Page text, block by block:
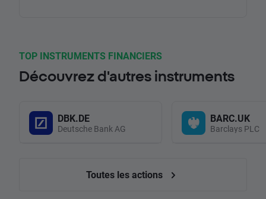
TOP INSTRUMENTS FINANCIERS
Découvrez d'autres instruments
DBK.DE
Deutsche Bank AG
BARC.UK
Barclays PLC
Toutes les actions